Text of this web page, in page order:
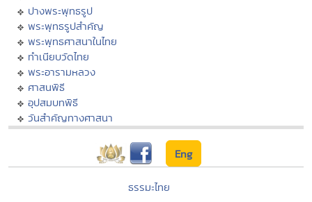
ปางพระพุทธรูป
พระพุทธรูปสำคัญ
พระพุทธศาสนาในไทย
ทำเนียบวัดไทย
พระอารามหลวง
ศาสนพิธี
อุปสมบทพิธี
วันสำคัญทางศาสนา
Eng
ธรรมะไทย